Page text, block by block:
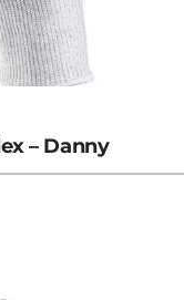
– Danny